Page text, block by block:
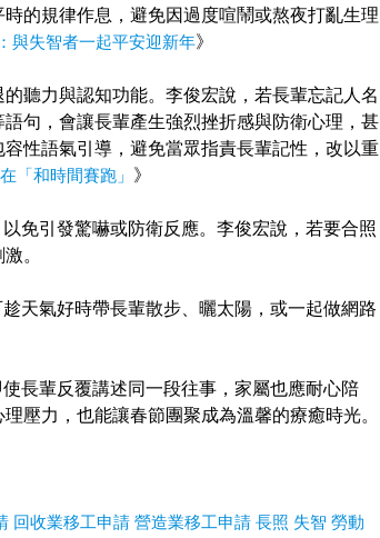
的規律作息，避免因過度喧鬧或熬夜打亂生理
與失智者一起平安迎新年》
聽力與認知功能。李俊宏說，若長輩忘記人名
句，會讓長輩產生強烈挫折感與防衛心理，甚
性語氣引導，避免當眾指責長輩記性，改以重
「和時間賽跑」 》
免引發驚嚇或防衛反應。李俊宏說，若要合照
。
天氣好時帶長輩散步、曬太陽，或一起做網路
長輩反覆講述同一段往事，家屬也應耐心陪
壓力，也能讓春節團聚成為溫馨的療癒時光。
回收業移工申請 營造業移工申請 長照 失智 勞動